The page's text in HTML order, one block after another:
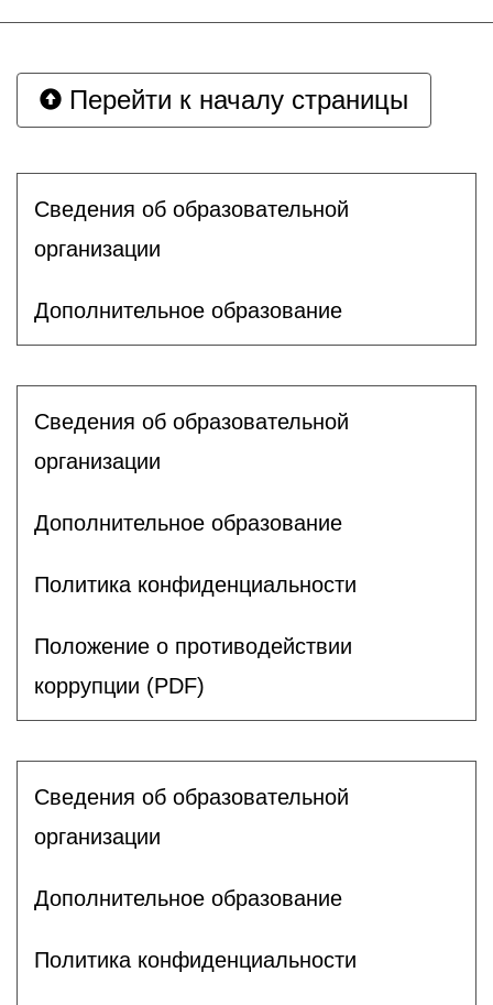
Перейти к началу страницы
Сведения об образовательной
организации
Дополнительное образование
Сведения об образовательной
организации
Дополнительное образование
Политика конфиденциальности
Положение о противодействии
коррупции (PDF)
Сведения об образовательной
организации
Дополнительное образование
Политика конфиденциальности